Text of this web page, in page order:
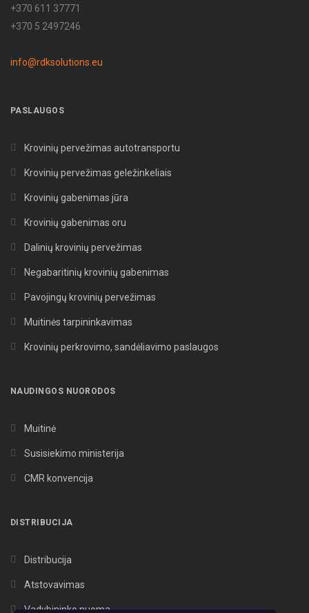
+370 611 37771
+370 5 2497246
info@rdksolutions.eu
PASLAUGOS
Krovinių pervežimas autotransportu
Krovinių pervežimas geležinkeliais
Krovinių gabenimas jūra
Krovinių gabenimas oru
Dalinių krovinių pervežimas
Negabaritinių krovinių gabenimas
Pavojingų krovinių pervežimas
Muitinės tarpininkavimas
Krovinių perkrovimo, sandėliavimo paslaugos
NAUDINGOS NUORODOS
Muitinė
Susisiekimo ministerija
CMR konvencija
DISTRIBUCIJA
Distribucija
Atstovavimas
Vadybininko nuoma